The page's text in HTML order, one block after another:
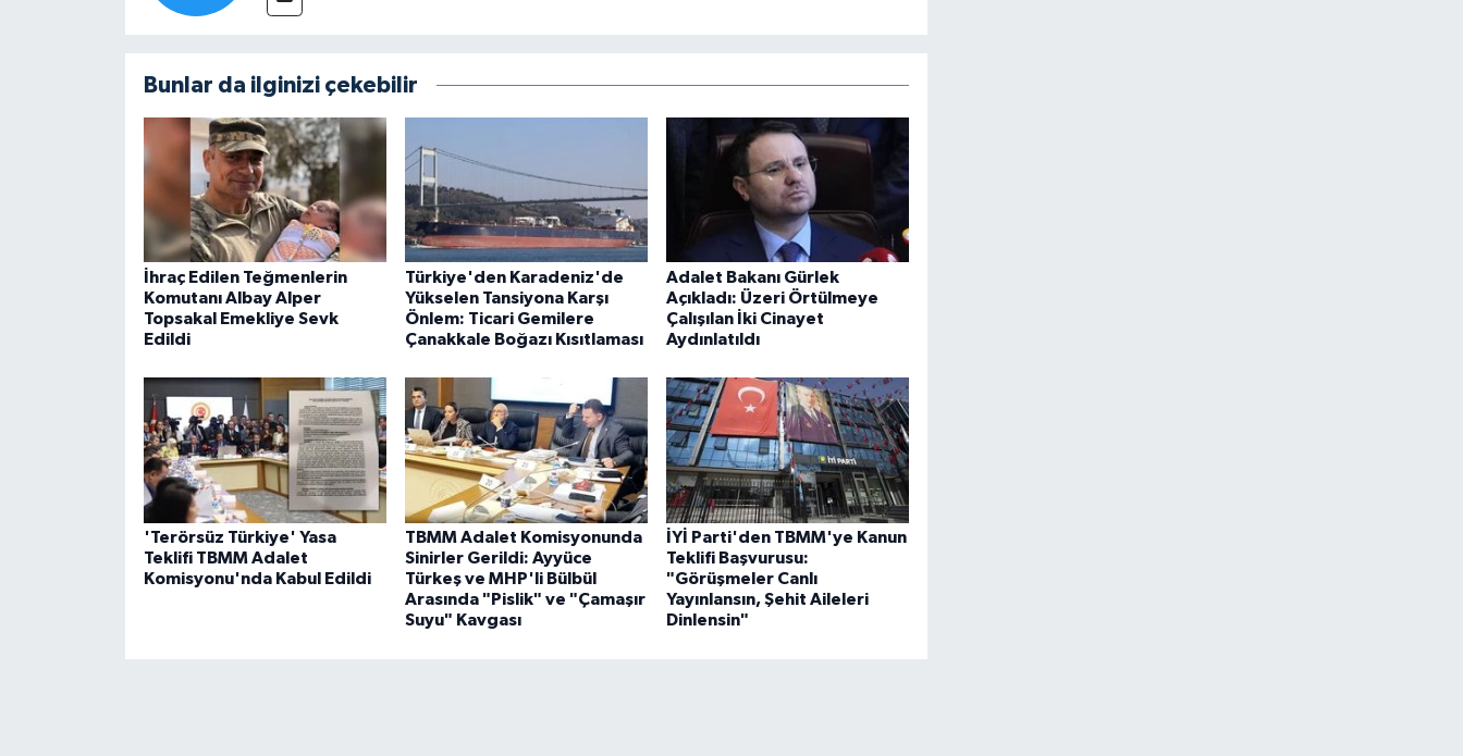
Bunlar da ilginizi çekebilir
İhraç Edilen Teğmenlerin
Komutanı Albay Alper
Topsakal Emekliye Sevk
Edildi
Türkiye'den Karadeniz'de
Yükselen Tansiyona Karşı
Önlem: Ticari Gemilere
Çanakkale Boğazı Kısıtlaması
Adalet Bakanı Gürlek
Açıkladı: Üzeri Örtülmeye
Çalışılan İki Cinayet
Aydınlatıldı
'Terörsüz Türkiye' Yasa
Teklifi TBMM Adalet
Komisyonu'nda Kabul Edildi
TBMM Adalet Komisyonunda
Sinirler Gerildi: Ayyüce
Türkeş ve MHP'li Bülbül
Arasında "Pislik" ve "Çamaşır
Suyu" Kavgası
İYİ Parti'den TBMM'ye Kanun
Teklifi Başvurusu:
"Görüşmeler Canlı
Yayınlansın, Şehit Aileleri
Dinlensin"